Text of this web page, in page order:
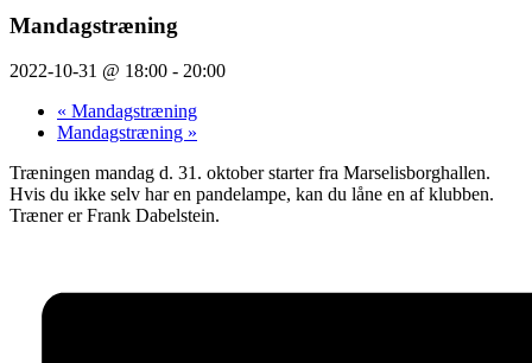
Mandagstræning
2022-10-31 @ 18:00 - 20:00
« Mandagstræning
Mandagstræning »
Træningen mandag d. 31. oktober starter fra Marselisborghallen.
Hvis du ikke selv har en pandelampe, kan du låne en af klubben.
Træner er Frank Dabelstein.